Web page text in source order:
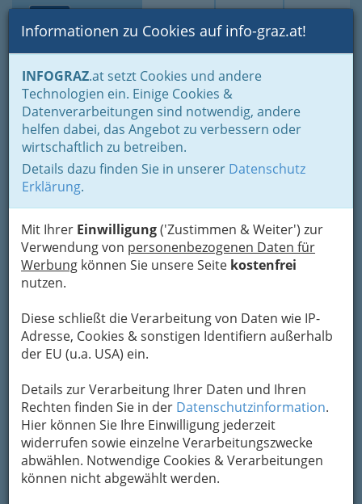
Suche Login Toggle
Informationen zu Cookies auf info-graz.at!
INFOGRAZ.at setzt Cookies und andere
Technologien ein. Einige Cookies &
Datenverarbeitungen sind notwendig, andere
helfen dabei, das Angebot zu verbessern oder
wirtschaftlich zu betreiben.
Details dazu finden Sie in unserer Datenschutz
Erklärung.
Mit Ihrer Einwilligung('Zustimmen & Weiter') zur
Verwendung von personenbezogenen Daten für
Werbung können Sie unsere Seite kostenfrei
nutzen.
Diese schließt die Verarbeitung von Daten wie IP-
Adresse, Cookies & sonstigen Identifiern außerhalb
der EU (u.a. USA) ein.
Details zur Verarbeitung Ihrer Daten und Ihren
Rechten finden Sie in der Datenschutzinformation.
Hier können Sie Ihre Einwilligung jederzeit
widerrufen sowie einzelne Verarbeitungszwecke
abwählen. Notwendige Cookies & Verarbeitungen
können nicht abgewählt werden.
Home Fotos Nach Locations gruppiert Kulturwerkstatt
Kulturwerkstatt
Aniada a Noa
Aniada a Noar Kulturwerkstatt Graz 20101023 25
Vergrößern
Previous